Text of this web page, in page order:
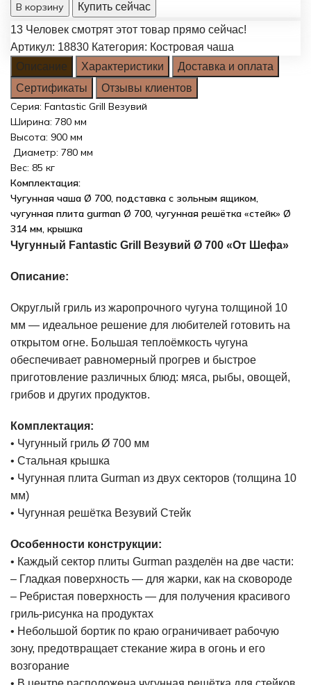
В корзину
Купить сейчас
13 Человек смотрят этот товар прямо сейчас!
Артикул: 18830 Категория: Костровая чаша
Описание
Характеристики
Доставка и оплата
Сертификаты
Отзывы клиентов
Серия: Fantastic Grill Везувий
Ширина: 780 мм
Высота: 900 мм
Диаметр: 780 мм
Вес: 85 кг
Комплектация:
Чугунная чаша Ø 700, подставка с зольным ящиком,
чугунная плита gurman Ø 700, чугунная решётка «стейк» Ø
314 мм, крышка
Чугунный Fantastic Grill Везувий Ø 700 «От Шефа»
Описание:
Округлый гриль из жаропрочного чугуна толщиной 10
мм — идеальное решение для любителей готовить на
открытом огне. Большая теплоёмкость чугуна
обеспечивает равномерный прогрев и быстрое
приготовление различных блюд: мяса, рыбы, овощей,
грибов и других продуктов.
Комплектация:
• Чугунный гриль Ø 700 мм
• Стальная крышка
• Чугунная плита Gurman из двух секторов (толщина 10
мм)
• Чугунная решётка Везувий Стейк
Особенности конструкции:
• Каждый сектор плиты Gurman разделён на две части:
– Гладкая поверхность — для жарки, как на сковороде
– Ребристая поверхность — для получения красивого
гриль-рисунка на продуктах
• Небольшой бортик по краю ограничивает рабочую
зону, предотвращает стекание жира в огонь и его
возгорание